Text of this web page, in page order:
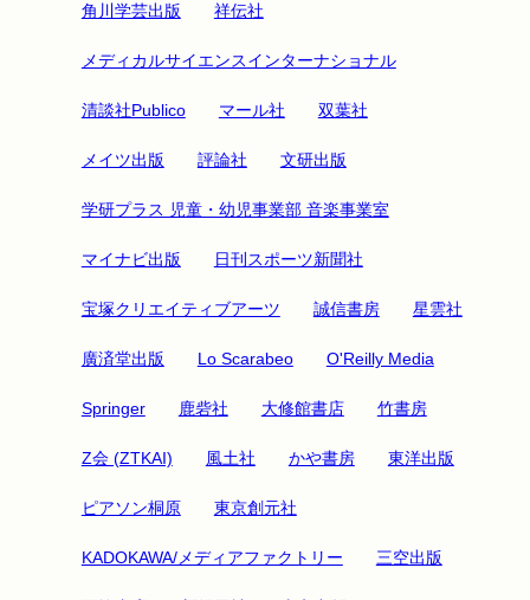
角川学芸出版 祥伝社
メディカルサイエンスインターナショナル
清談社Publico マール社 双葉社
メイツ出版 評論社 文研出版
学研プラス 児童・幼児事業部 音楽事業室
マイナビ出版 日刊スポーツ新聞社
宝塚クリエイティブアーツ 誠信書房 星雲社
廣済堂出版 Lo Scarabeo O'Reilly Media
Springer 鹿砦社 大修館書店 竹書房
Z会 (ZTKAI) 風土社 かや書房 東洋出版
ピアソン桐原 東京創元社
KADOKAWA/メディアファクトリー 三空出版